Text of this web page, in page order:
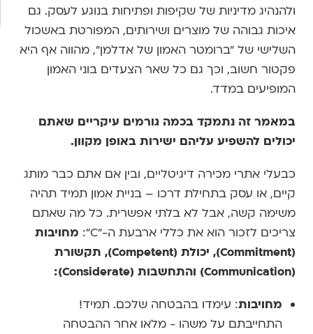
ולהנהיג מדיניות של שקיפות ופתיחות בנוגע לעסק. גם
איכות גבוהה של מוצרים ושירותים, המפורטת באשכול
השלישי של "ברומטר האמון של אדלמן", מהווה אף היא
פקטור חשוב, וכך גם כל שאר הצעדים בוני האמון
המופיעים במדד.
במאמר זה נתמקד בכמה גורמים עיקריים שאתם
יכולים להשפיע עליהם ישירות באופן מקוון.
כבעלי אתרי מכירה דיגיטליים, ובין אם אתם כבר מותג
קיים, או עסק בתחילת דרכו – בניית אמון תמיד תהיה
משימה קשה, אבל לא בלתי אפשרית. כל מה שאתם
צריכים לזכור הוא את כללי ארבעת ה-"C":
מחויבות
(Commitment), יכולת (Competent), תקשורת
(Communication) והתחשבות (Considerate):
מחויבות: עימדו בהבטחה שלכם. תמיד!
התחייבתם על משהו - מלאו אחר ההבטחה